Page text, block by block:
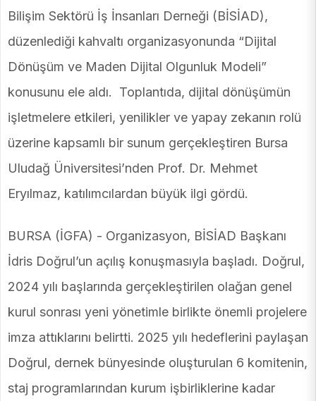
Bilişim Sektörü İş İnsanları Derneği (BİSİAD),
düzenlediği kahvaltı organizasyonunda “Dijital
Dönüşüm ve Maden Dijital Olgunluk Modeli”
konusunu ele aldı. Toplantıda, dijital dönüşümün
işletmelere etkileri, yenilikler ve yapay zekanın rolü
üzerine kapsamlı bir sunum gerçekleştiren Bursa
Uludağ Üniversitesi’nden Prof. Dr. Mehmet
Eryılmaz, katılımcılardan büyük ilgi gördü.
BURSA (İGFA) - Organizasyon, BİSİAD Başkanı
İdris Doğrul’un açılış konuşmasıyla başladı. Doğrul,
2024 yılı başlarında gerçekleştirilen olağan genel
kurul sonrası yeni yönetimle birlikte önemli projelere
imza attıklarını belirtti. 2025 yılı hedeflerini paylaşan
Doğrul, dernek bünyesinde oluşturulan 6 komitenin,
staj programlarından kurum işbirliklerine kadar